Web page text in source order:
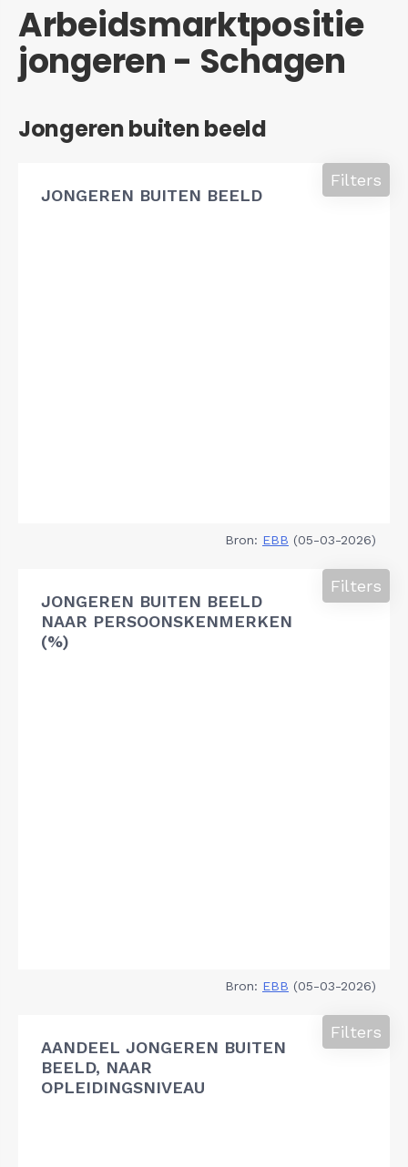
Arbeidsmarktpositie
jongeren - Schagen
Jongeren buiten beeld
JONGEREN BUITEN BEELD
Filters
Bron: EBB (05-03-2026)
JONGEREN BUITEN BEELD
NAAR PERSOONSKENMERKEN
(%)
Filters
Bron: EBB (05-03-2026)
AANDEEL JONGEREN BUITEN
BEELD, NAAR
OPLEIDINGSNIVEAU
Filters